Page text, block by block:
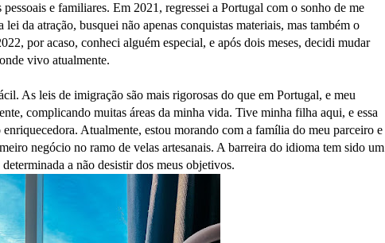
e familiares. Em 2021, regressei a Portugal com o sonho de me
da atração, busquei não apenas conquistas materiais, mas também o
por acaso, conheci alguém especial, e após dois meses, decidi mudar
vivo atualmente.
As leis de imigração são mais rigorosas do que em Portugal, e meu
complicando muitas áreas da minha vida. Tive minha filha aqui, e essa
Atualmente, estou morando com a família do meu parceiro e
negócio no ramo de velas artesanais. A barreira do idioma tem sido um
a não desistir dos meus objetivos.